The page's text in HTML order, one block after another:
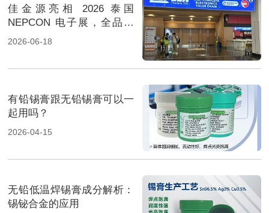
佳金源亮相 2026 泰国
NEPCON 电子展，全品类
焊料重磅展出，高性能锡膏
2026-06-18
有铅锡膏跟无铅锡膏可以一
起用吗？
2026-04-15
无铅低温焊锡膏成分解析：
锡铋合金的应用